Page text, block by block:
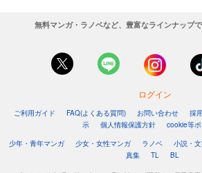
無料マンガ・ラノベなど、豊富なラインナップ
ログイン
ご利用ガイド FAQ(よくある質問) お問い合わせ 採
示
個人情報保護方針
cookie等
少年・青年マンガ
少女・女性マンガ ラノベ 小説・
真集
TL BL